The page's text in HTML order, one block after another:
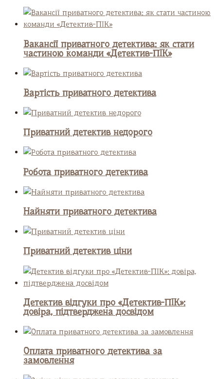
Вакансії приватного детектива: як стати
частиною команди «Детектив-ПІК»
Вартість приватного детектива
Приватний детектив недорого
Робота приватного детектива
Найняти приватного детектива
Приватний детектив ціни
Детектив відгуки про «Детектив-ПІК»:
довіра, підтверджена досвідом
Оплата приватного детектива за
замовлення